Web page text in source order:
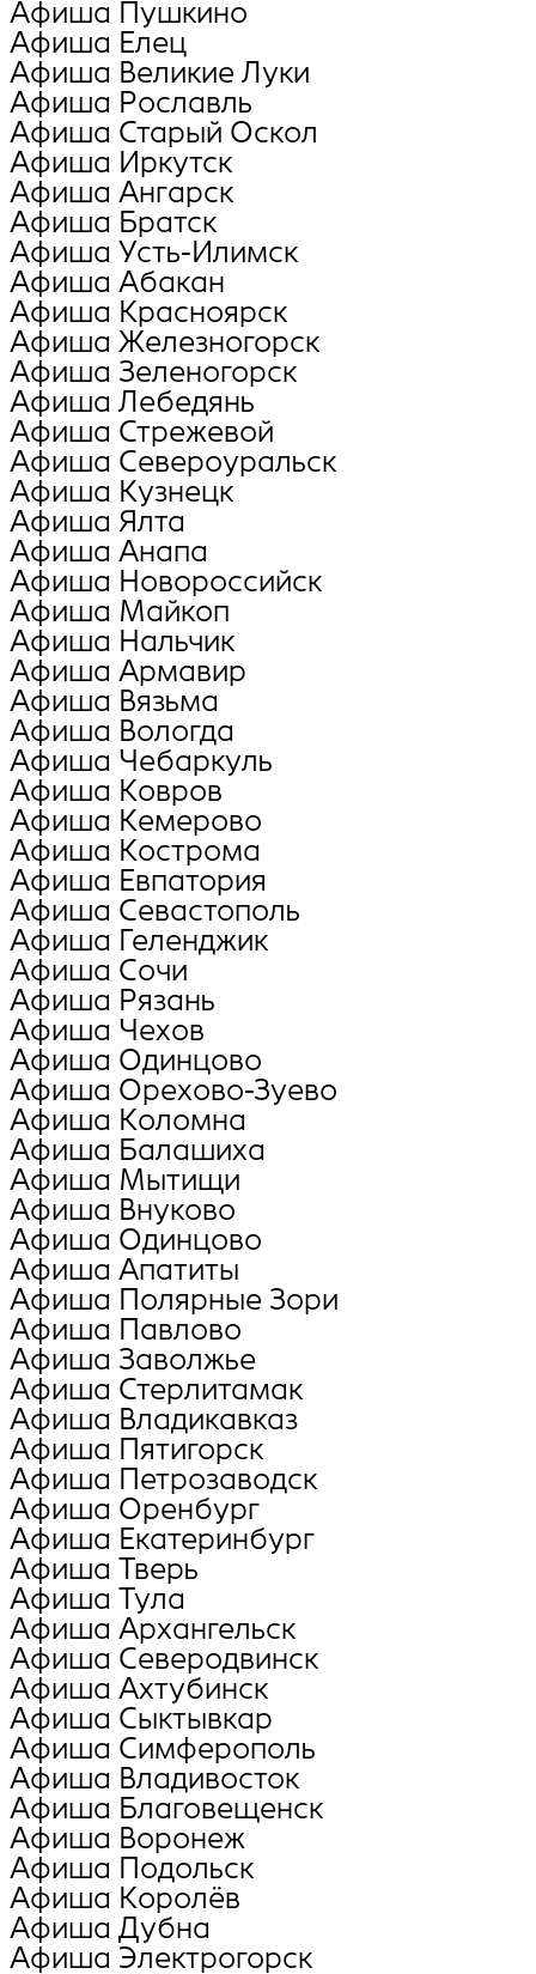
Афиша Пушкино
Афиша Елец
Афиша Великие Луки
Афиша Рославль
Афиша Старый Оскол
Афиша Иркутск
Афиша Ангарск
Афиша Братск
Афиша Усть-Илимск
Афиша Абакан
Афиша Красноярск
Афиша Железногорск
Афиша Зеленогорск
Афиша Лебедянь
Афиша Стрежевой
Афиша Североуральск
Афиша Кузнецк
Афиша Ялта
Афиша Анапа
Афиша Новороссийск
Афиша Майкоп
Афиша Нальчик
Афиша Армавир
Афиша Вязьма
Афиша Вологда
Афиша Чебаркуль
Афиша Ковров
Афиша Кемерово
Афиша Кострома
Афиша Евпатория
Афиша Севастополь
Афиша Геленджик
Афиша Сочи
Афиша Рязань
Афиша Чехов
Афиша Одинцово
Афиша Орехово-Зуево
Афиша Коломна
Афиша Балашиха
Афиша Мытищи
Афиша Внуково
Афиша Oдинцово
Афиша Апатиты
Афиша Полярные Зори
Афиша Павлово
Афиша Заволжье
Афиша Стерлитамак
Афиша Владикавказ
Афиша Пятигорск
Афиша Петрозаводск
Афиша Оренбург
Афиша Екатеринбург
Афиша Тверь
Афиша Тула
Афиша Архангельск
Афиша Северодвинск
Афиша Ахтубинск
Афиша Сыктывкар
Афиша Симферополь
Афиша Владивосток
Афиша Благовещенск
Афиша Воронеж
Афиша Подольск
Афиша Королёв
Афиша Дубна
Афиша Электрогорск